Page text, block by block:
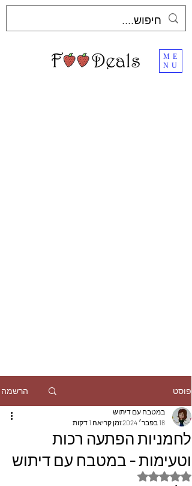
ME
NU
פוסט הרשמה
לחמניות הפתעה רכות
וטעימות - במטבח עם דיתוש
במטבח עם דיתוש
18 בפבר׳ 2024
זמן קריאה 1 דקות
דירוג של NaN מתוך 5 כוכבים